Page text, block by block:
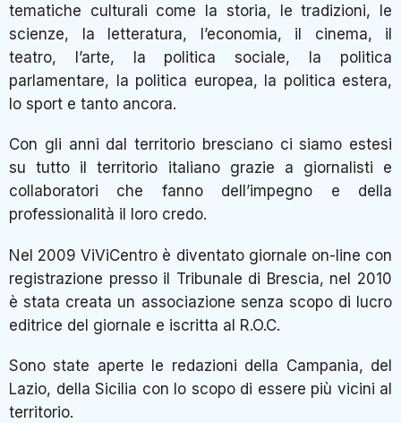
tematiche culturali come la storia, le tradizioni, le
scienze, la letteratura, l’economia, il cinema, il
teatro, l’arte, la politica sociale, la politica
parlamentare, la politica europea, la politica estera,
lo sport e tanto ancora.
Con gli anni dal territorio bresciano ci siamo estesi
su tutto il territorio italiano grazie a giornalisti e
collaboratori che fanno dell’impegno e della
professionalità il loro credo.
Nel 2009 ViViCentro è diventato giornale on-line con
registrazione presso il Tribunale di Brescia, nel 2010
è stata creata un associazione senza scopo di lucro
editrice del giornale e iscritta al R.O.C.
Sono state aperte le redazioni della Campania, del
Lazio, della Sicilia con lo scopo di essere più vicini al
territorio.